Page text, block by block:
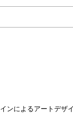
ンによるアートデザ